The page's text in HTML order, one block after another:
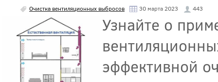
Очистка вентиляционных выбросов 30 марта 2023 443
Узнайте о
эффективной